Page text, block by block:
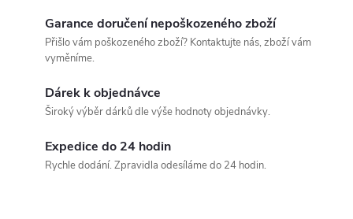
Garance doručení nepoškozeného zboží
Přišlo vám poškozeného zboží? Kontaktujte nás, zboží vám
vyměníme.
Dárek k objednávce
Široký výběr dárků dle výše hodnoty objednávky.
Expedice do 24 hodin
Rychle dodání. Zpravidla odesíláme do 24 hodin.